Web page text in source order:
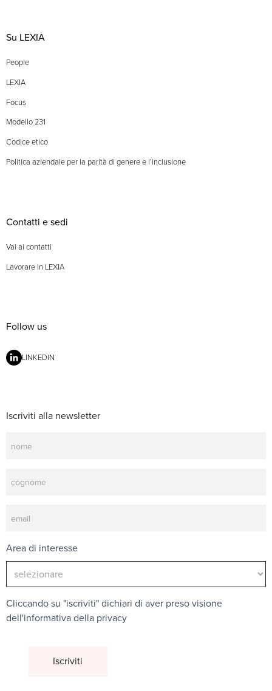
Su LEXIA
People
LEXIA
Focus
Modello 231
Codice etico
Politica aziendale per la parità di genere e l’inclusione
Contatti e sedi
Vai ai contatti
Lavorare in LEXIA
Follow us
LINKEDIN
Iscriviti alla newsletter
Area di interesse
Cliccando su "iscriviti" dichiari di aver preso visione
dell'informativa della privacy